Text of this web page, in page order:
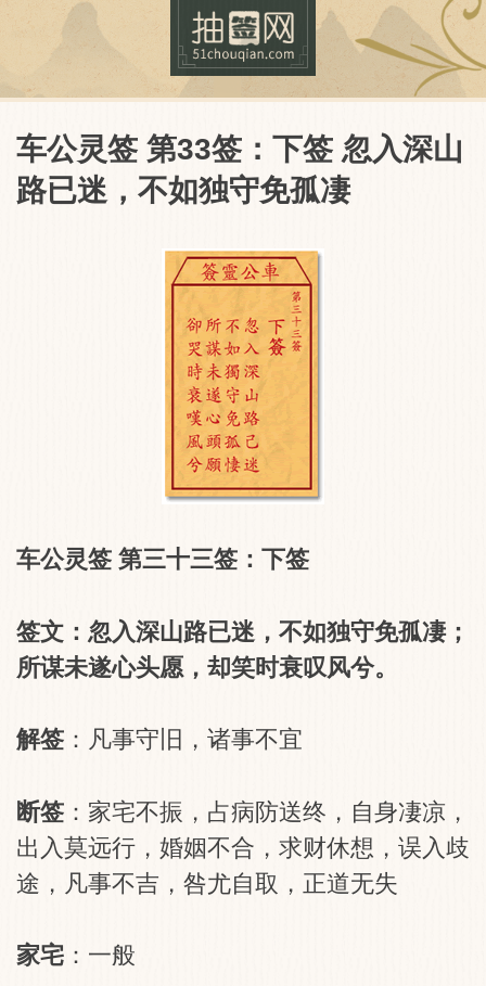
抽签网
车公灵签 第33签：下签 忽入深山
路已迷，不如独守免孤凄
车公灵签 第三十三签：下签
签文：忽入深山路已迷，不如独守免孤凄；
所谋未遂心头愿，却笑时衰叹风兮。
解签：凡事守旧，诸事不宜
断签：家宅不振，占病防送终，自身凄凉，
出入莫远行，婚姻不合，求财休想，误入歧
途，凡事不吉，咎尤自取，正道无失
家宅：一般